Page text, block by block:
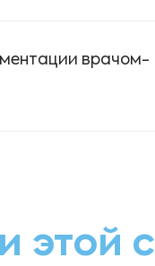
врачом-
этой